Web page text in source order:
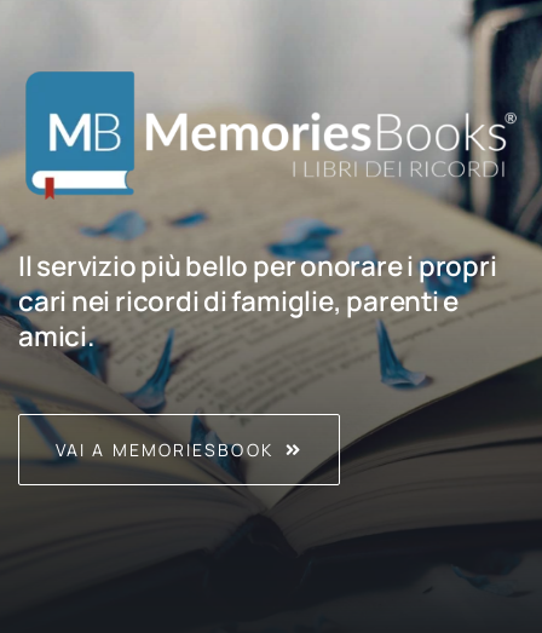
Il servizio più bello per onorare i propri
cari nei ricordi di famiglie, parenti e
amici.
VAI A MEMORIESBOOK